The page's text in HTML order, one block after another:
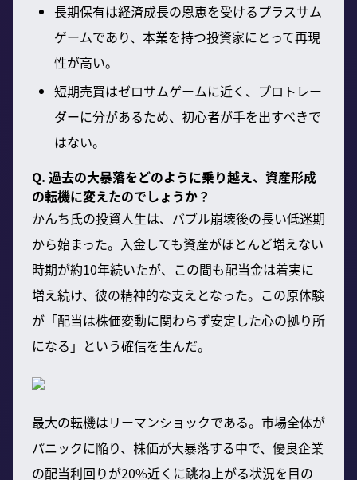
長期保有は経済成長の恩恵を受けるプラスサム
ゲームであり、本業を持つ投資家にとって再現
性が高い。
短期売買はゼロサムゲームに近く、プロトレー
ダーに分があるため、初心者が手を出すべきで
はない。
Q. 過去の大暴落をどのように乗り越え、資産形成
の転機に変えたのでしょうか？
かんち氏の投資人生は、バブル崩壊後の長い低迷期
から始まった。入金しても資産がほとんど増えない
時期が約10年続いたが、この間も配当金は着実に
増え続け、彼の精神的な支えとなった。この原体験
が「配当は株価変動に関わらず安定した心の拠り所
になる」という確信を生んだ。
最大の転機はリーマンショックである。市場全体が
パニックに陥り、株価が大暴落する中で、優良企業
の配当利回りが20%近くに跳ね上がる状況を目の